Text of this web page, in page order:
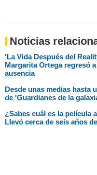
Noticias
'La Vida Después del
Margarita Ortega regresó
ausencia
Desde unas medias hasta
de 'Guardianes de la
¿Sabes cuál es la película
Llevó cerca de seis años